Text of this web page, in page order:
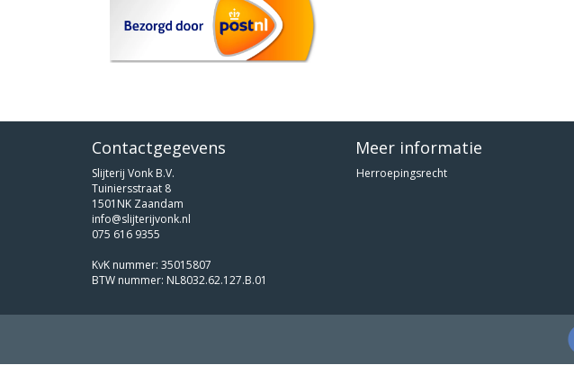
Contactgegevens
Slijterij Vonk B.V.
Tuiniersstraat 8
1501NK Zaandam
info@slijterijvonk.nl
075 616 9355
KvK nummer: 35015807
BTW nummer: NL8032.62.127.B.01
Meer informatie
Herroepingsrecht